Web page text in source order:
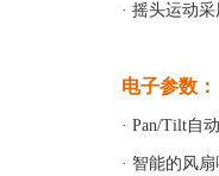
· 摇头运动
电子参数：
· Pan/Tilt自
· 智能的风